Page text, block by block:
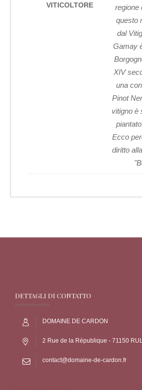
VITICOLTORE
regione
questo
dal
Gamay
XIV
una
Pinot
vitigno è
Ecco
diritto
DETTAGLI DI CONTATTO
DOMAINE DE CARDON
2 Rue de la République - 71150
contact@domaine-de-cardon.fr